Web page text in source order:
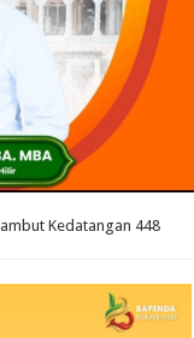
Kedatangan 448